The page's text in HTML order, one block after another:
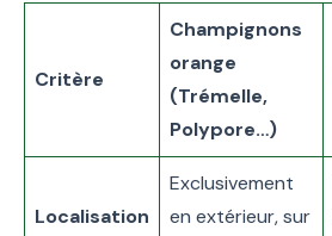
Critère
Champignons
orange
(Trémelle,
Polypore…)
Localisation
Exclusivement
en extérieur, sur